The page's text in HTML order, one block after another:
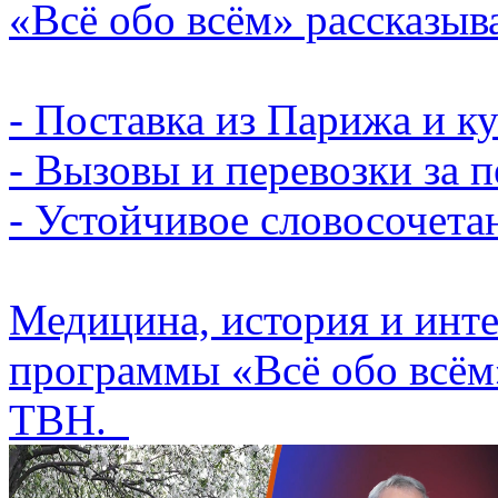
«Всё обо всём»
- Поставка из Парижа и
- Вызовы и перевозки за
- Устойчивое
Медицина, история и
программы «Всё обо
ТВН.